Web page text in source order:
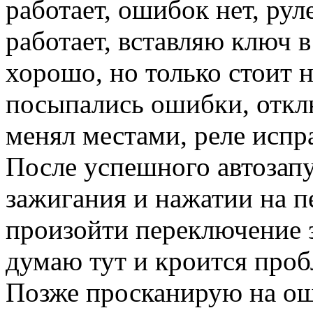
работает, ошибок нет,
работает, вставляю ключ
хорошо, но только стоит
посыпались ошибки,
менял местами, реле
После успешного
зажигания и нажатии на
произойти
думаю тут и кроится
Позже просканирую на